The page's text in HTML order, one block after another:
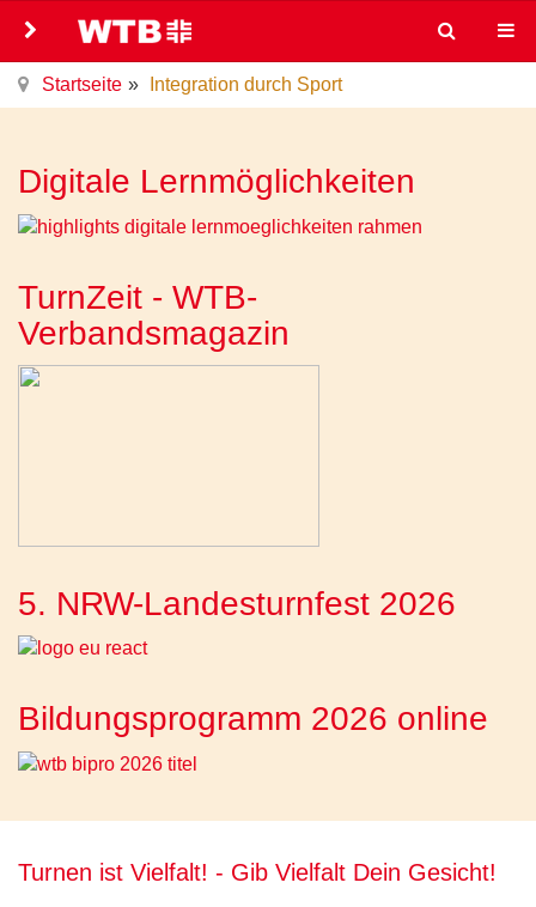
Startseite Integration durch Sport
Digitale Lernmöglichkeiten
TurnZeit - WTB-
Verbandsmagazin
5. NRW-Landesturnfest 2026
Bildungsprogramm 2026 online
Turnen ist Vielfalt! - Gib Vielfalt Dein Gesicht!